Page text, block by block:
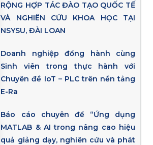
RỘNG HỢP TÁC ĐÀO TẠO QUỐC TẾ
VÀ NGHIÊN CỨU KHOA HỌC TẠI
NSYSU, ĐÀI LOAN
Doanh nghiệp đồng hành cùng
Sinh viên trong thực hành với
Chuyên đề IoT – PLC trên nền tảng
E-Ra
Báo cáo chuyên đề “Ứng dụng
MATLAB & AI trong nâng cao hiệu
quả giảng dạy, nghiên cứu và phát